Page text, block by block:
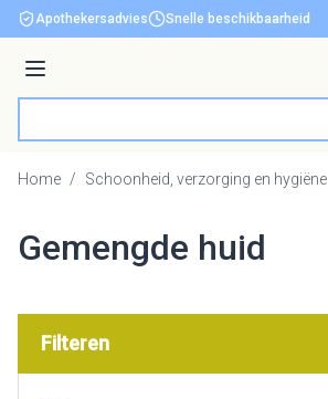
Ga naar de inhoud
Apothekersadvies Snelle beschikbaarheid
Menu
Home / Schoonheid, verzorging en hygiëne
Gemengde huid
Filteren